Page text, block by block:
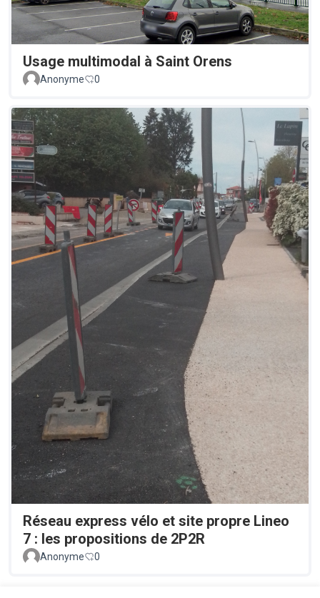
Usage multimodal à Saint Orens
Anonyme 0
Réseau express vélo et site propre Lineo
7 : les propositions de 2P2R
Anonyme 0